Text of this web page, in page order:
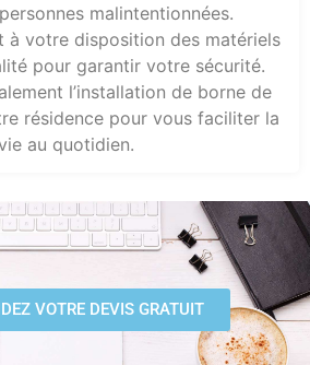
malintentionnées.
à votre disposition des matériels
pour garantir votre sécurité.
l’installation de borne de
résidence pour vous faciliter la
au quotidien.
VOTRE DEVIS GRATUIT